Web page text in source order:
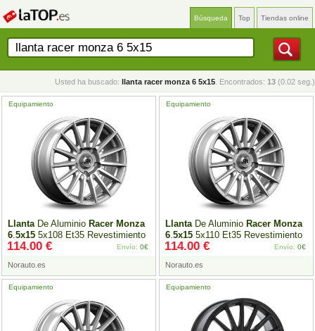
Búsqueda Top Tiendas online
Usted ha buscado: llanta racer monza 6 5x15 . Encontrados: 13 (0.02 seg.)
LlantaDe Aluminio Racer Monza
6.5x15 5x108 Et35 Revestimiento
Plateado
Equipamiento
Norauto.es
114.00 € Envío: 0€
LlantaDe Aluminio Racer Monza
6.5x15 5x110 Et35 Revestimiento
Plateado
Equipamiento
Norauto.es
114.00 € Envío: 0€
Equipamiento Equipamiento